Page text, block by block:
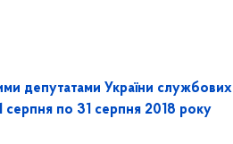
депутатами України службових
серпня по 31 серпня 2018 року